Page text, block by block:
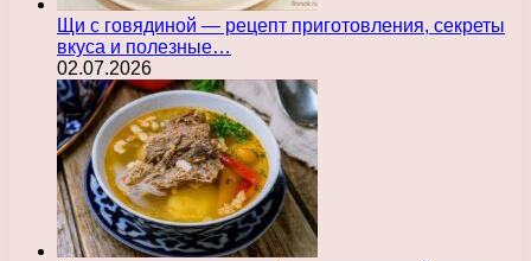
Щи с говядиной — рецепт приготовления, секреты
вкуса и полезные…
02.07.2026